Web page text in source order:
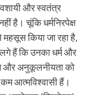
और स्वतंत्र
है। चूंकि धर्मनिरपेक्ष
महसूस किया जा रहा है,
लगे हैं कि उनका धर्म और
और अनुकूलनीयता को
आत्मविश्वासी हैं।